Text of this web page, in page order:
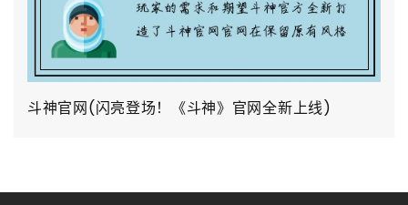
斗神官网(闪亮登场！《斗神》官网全新上线)